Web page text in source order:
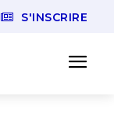
S'INSCRIRE